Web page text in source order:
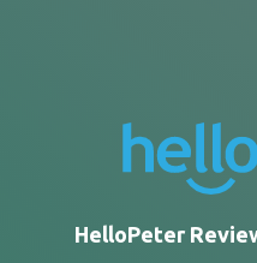
HelloPeter